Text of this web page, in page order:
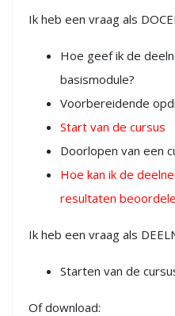
Ik heb een vraag als
Hoe geef ik de
basismodule?
Voorbereidende
Start van de cursus
Doorlopen van een
Hoe kan ik de
resultaten
Ik heb een vraag als
Starten van de
Of download: